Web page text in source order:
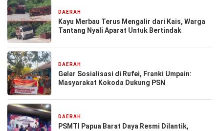
DAERAH
Kayu Merbau Terus Mengalir dari Kais, Warga
Tantang Nyali Aparat Untuk Bertindak
DAERAH
Gelar Sosialisasi di Rufei, Franki Umpain:
Masyarakat Kokoda Dukung PSN
DAERAH
PSMTI Papua Barat Daya Resmi Dilantik,